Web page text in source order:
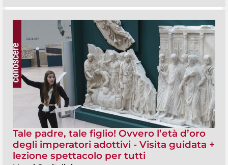
Tale padre, tale figlio! Ovvero l’età d’oro
degli imperatori adottivi - Visita guidata +
lezione spettacolo per tutti